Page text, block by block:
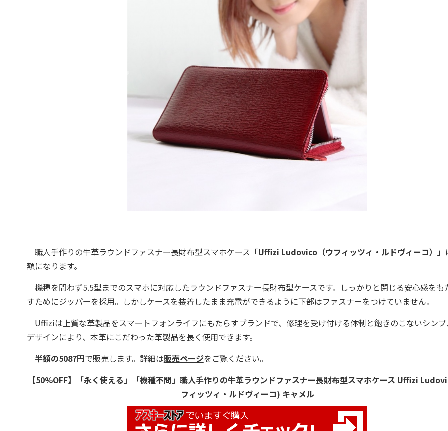
職人手作りの牛革ラウンドファスナー長財布型スマホケース「Uffizi Ludovico（ウフィッツィ・ルドヴィーコ）
額になります。
機種を問わず5.5型までのスマホに対応したラウンドファスナー長財布型ケースです。しっかりと閉じる安心感をも
すためにジッパーを採用。しかしケースを装着したまま充電ができるように下部はファスナーをつけていません。
Uffiziは上質な革製品をスマートフォンライフにもたらすブランドで、修理を受け付ける体制と飽きのこないシン
デザインにより、本革にこだわった革製品を長く使用できます。
半額の5087円で販売します。詳細は販売ページをご覧ください。
【50%OFF】「永く使える」「機種不問」職人手作りの牛革ラウンドファスナー長財布型スマホケース Uffizi
フィッツィ・ルドヴィーコ) キャメル